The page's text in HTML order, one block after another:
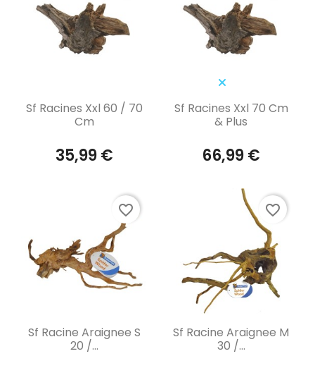
Aperçu rapide
Sf Racines Xxl 60 / 70
Cm
35,99 €
Aperçu rapide
Sf Racines Xxl 70 Cm
& Plus
66,99 €
Aperçu rapide
Sf Racine Araignee S
20 /...
favorite_border
Aperçu rapide
Sf Racine Araignee M
30 /...
favorite_border